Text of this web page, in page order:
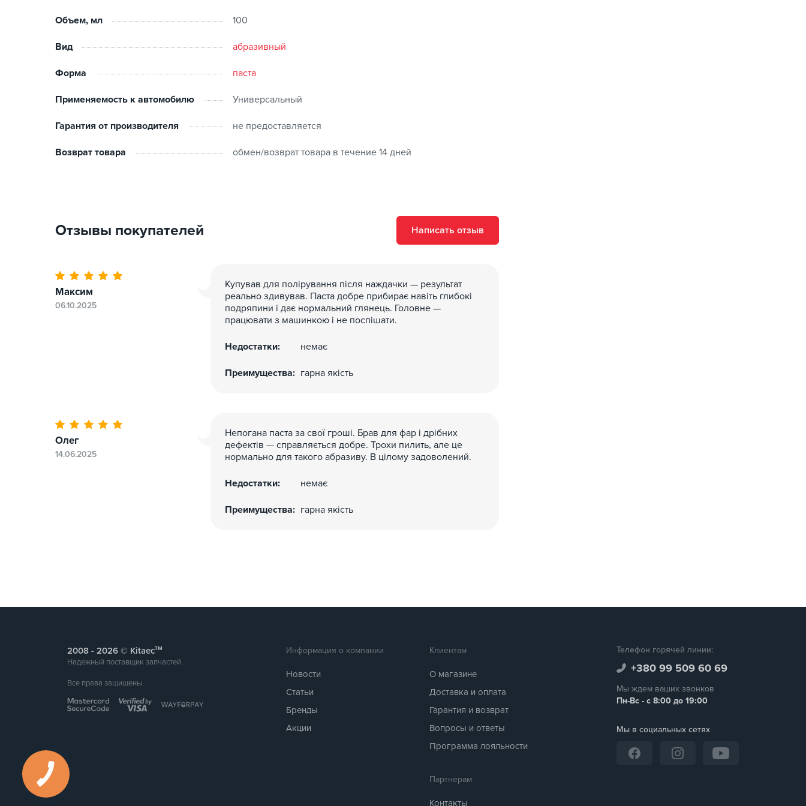
После полировки протрите поверхность микрофиброй.
Объем, мл 100
Вид абразивный
Форма паста
Применяемость к автомобилю Универсальный
Гарантия от производителя не предоставляется
Возврат товара обмен/возврат товара в течение 14 дней
Отзывы покупателей Написать отзыв
Максим
06.10.2025
Купував для полірування після наждачки — результат
реально здивував. Паста добре прибирає навіть глибокі
подряпини і дає нормальний глянець. Головне —
працювати з машинкою і не поспішати.
Недостатки: немає
Преимущества: гарна якість
Олег
14.06.2025
Непогана паста за свої гроші. Брав для фар і дрібних
дефектів — справляється добре. Трохи пилить, але це
нормально для такого абразиву. В цілому задоволений.
Недостатки: немає
Преимущества: гарна якість
Информация о компании
Новости
Статьи
Бренды
Акции
Клиентам
О магазине
Доставка и оплата
Гарантия и возврат
Вопросы и ответы
Программа лояльности
Партнерам
Контакты
Телефон горячей линии:
+380 99 509 60 69
Мы ждем ваших звонков
Пн-Вс - с 8:00 до 19:00
Мы в социальных сетях
2008 - © Kitaecтм
Надежный поставщик запчастей.
Все права защищены.